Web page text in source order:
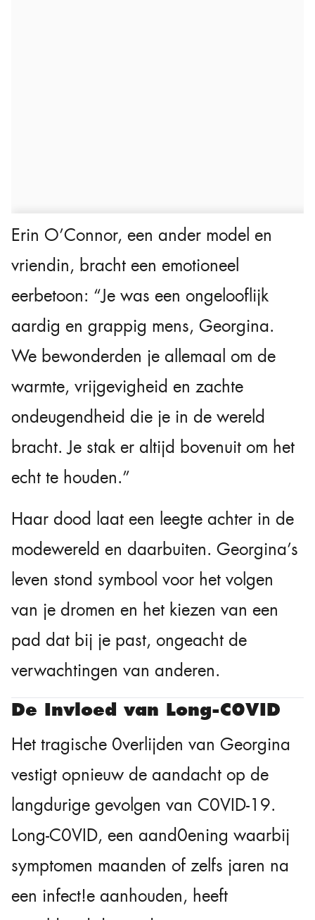
Erin O’Connor, een ander model en
vriendin, bracht een emotioneel
eerbetoon: “Je was een ongelooflijk
aardig en grappig mens, Georgina.
We bewonderden je allemaal om de
warmte, vrijgevigheid en zachte
ondeugendheid die je in de wereld
bracht. Je stak er altijd bovenuit om het
echt te houden.”
Haar dood laat een leegte achter in de
modewereld en daarbuiten. Georgina’s
leven stond symbool voor het volgen
van je dromen en het kiezen van een
pad dat bij je past, ongeacht de
verwachtingen van anderen.
De Invloed van Long-C0VID
Het tragische 0verlijden van Georgina
vestigt opnieuw de aandacht op de
langdurige gevolgen van C0VID-19.
Long-C0VID, een aand0ening waarbij
symptomen maanden of zelfs jaren na
een infect!e aanhouden, heeft